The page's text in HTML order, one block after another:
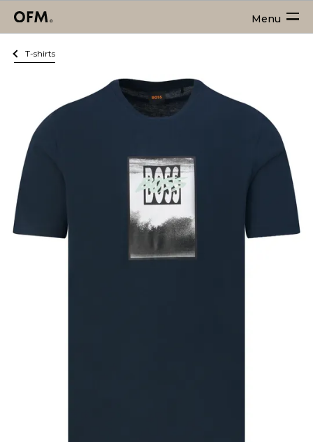
Menu
T-shirts